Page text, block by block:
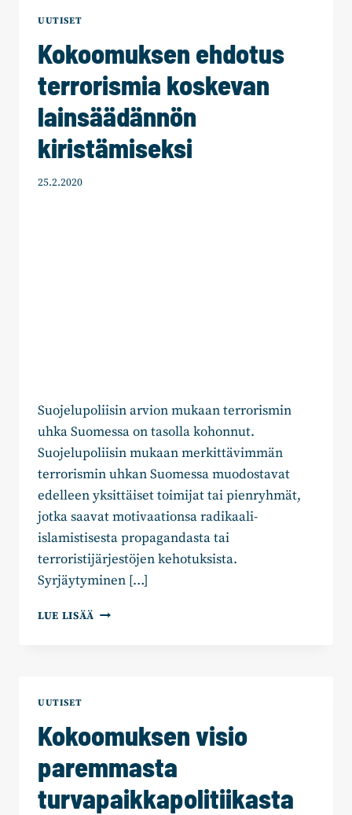
UUTISET
Kokoomuksen ehdotus
terrorismia koskevan
lainsäädännön
kiristämiseksi
25.2.2020
Suojelupoliisin arvion mukaan terrorismin
uhka Suomessa on tasolla kohonnut.
Suojelupoliisin mukaan merkittävimmän
terrorismin uhkan Suomessa muodostavat
edelleen yksittäiset toimijat tai pienryhmät,
jotka saavat motivaationsa radikaali-
islamistisesta propagandasta tai
terroristijärjestöjen kehotuksista.
Syrjäytyminen […]
LUE LISÄÄ KOKOOMUKSEN
UUTISET
Kokoomuksen visio
paremmasta
turvapaikkapolitiikasta